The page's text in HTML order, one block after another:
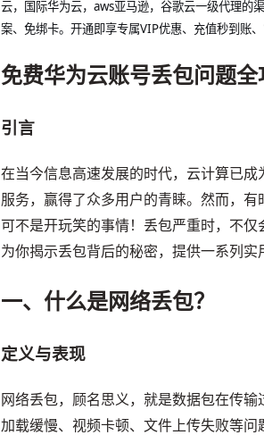
云，国际华为云，aws亚马逊，谷歌云一级代理的
案、免绑卡。开通即享专属VIP优惠、充值秒到账
免费华为云账号丢包问题全
引言
在当今信息高速发展的时代，云计算已
服务，赢得了众多用户的青睐。然而，
可不是开玩笑的事情！丢包严重时，不
为你揭示丢包背后的秘密，提供一系列实
一、什么是网络丢包？
定义与表现
网络丢包，顾名思义，就是数据包在传
加载缓慢、视频卡顿、文件上传失败等